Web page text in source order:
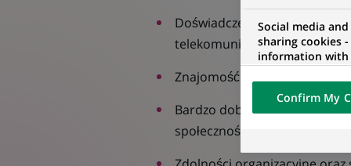
Doświadczenie w pracy w
telekomunikacyjnych;
Znajomość procesów i
Bardzo dobra obsługa
społecznościowych i
Social media
sharing cookies
information with
networks and
visualization on
of the content
external website.
Confirm My